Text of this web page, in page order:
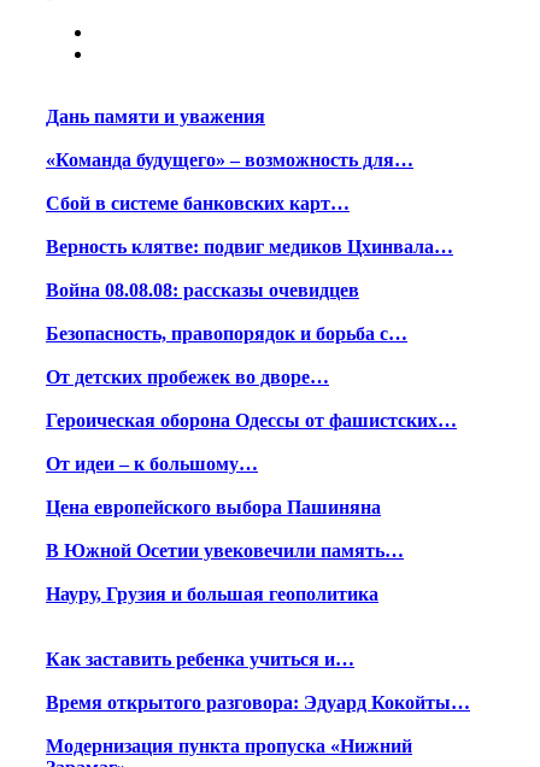
Дань памяти и уважения
«Команда будущего» – возможность для…
Сбой в системе банковских карт…
Верность клятве: подвиг медиков Цхинвала…
Война 08.08.08: рассказы очевидцев
Безопасность, правопорядок и борьба с…
От детских пробежек во дворе…
Героическая оборона Одессы от фашистских…
От идеи – к большому…
Цена европейского выбора Пашиняна
В Южной Осетии увековечили память…
Науру, Грузия и большая геополитика
Как заставить ребенка учиться и…
Время открытого разговора: Эдуард Кокойты…
Модернизация пункта пропуска «Нижний